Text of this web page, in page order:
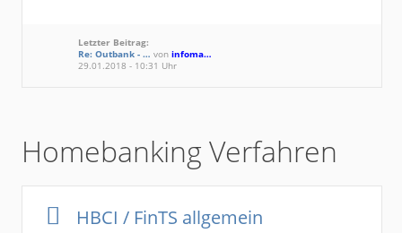
Letzter Beitrag:
Re: Outbank - … von infoma…
29.01.2018 - 10:31 Uhr
Homebanking Verfahren
HBCI / FinTS allgemein